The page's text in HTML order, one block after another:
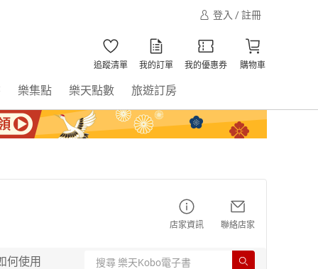
登入 / 註冊
追蹤清單 我的訂單 我的優惠券 購物車
樂集點 樂天點數 旅遊訂房
店家資訊 聯絡店家
何使用